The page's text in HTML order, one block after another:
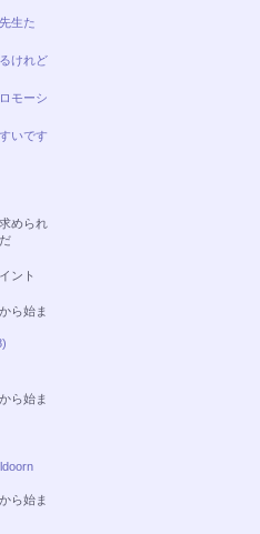
生た
けれど
モーシ
いです
められ
ント
ら始ま
ら始ま
ら始ま